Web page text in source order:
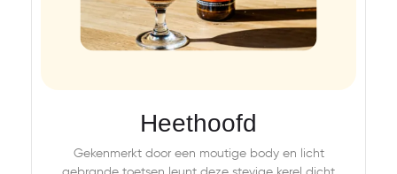
Heethoofd
Gekenmerkt door een moutige body en licht